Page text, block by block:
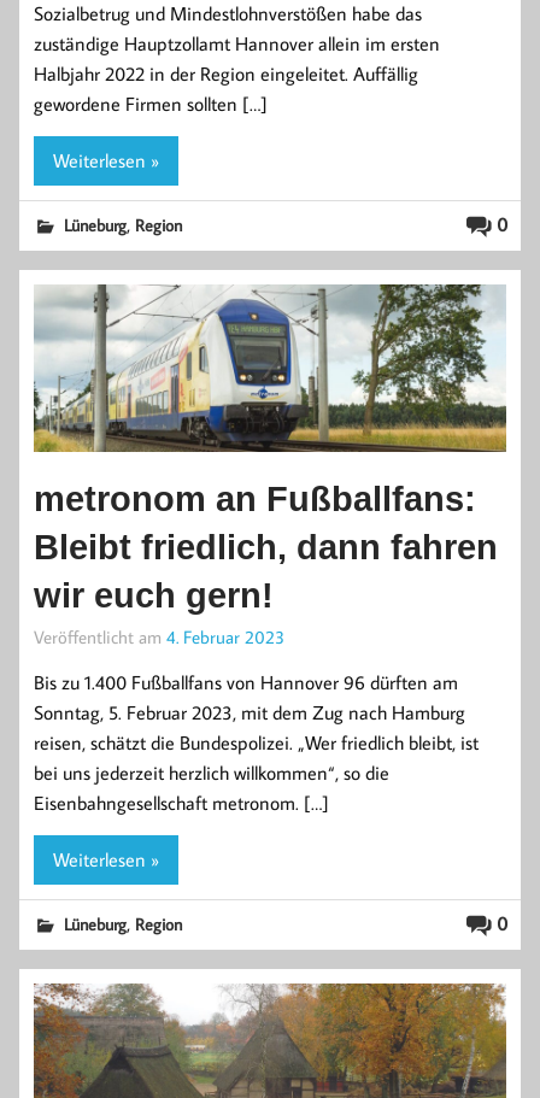
Sozialbetrug und Mindestlohnverstößen habe das
zuständige Hauptzollamt Hannover allein im ersten
Halbjahr 2022 in der Region eingeleitet. Auffällig
gewordene Firmen sollten […]
Weiterlesen »
0
Lüneburg, Region
metronom an Fußballfans:
Bleibt friedlich, dann fahren
wir euch gern!
Veröffentlicht am 4. Februar 2023
Bis zu 1.400 Fußballfans von Hannover 96 dürften am
Sonntag, 5. Februar 2023, mit dem Zug nach Hamburg
reisen, schätzt die Bundespolizei. „Wer friedlich bleibt, ist
bei uns jederzeit herzlich willkommen“, so die
Eisenbahngesellschaft metronom. […]
Weiterlesen »
0
Lüneburg, Region